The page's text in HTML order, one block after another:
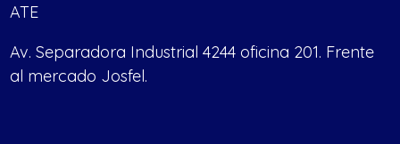
ATE
Av. Separadora Industrial 4244 oficina 201. Frente
al mercado Josfel.